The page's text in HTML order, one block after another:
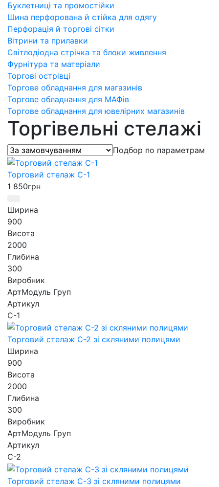
Буклетниці та промостійки
Шина перфорована й стійка для одягу
Перфорація й торгові сітки
Вітрини та прилавки
Світлодіодна стрічка та блоки живлення
Фурнітура та матеріали
Торгові острівці
Торгове обладнання для магазинів
Торгове обладнання для МАФів
Торгове обладнання для ювелірних магазинів
Торгівельні стелажі
Подбор по параметрам
Торговий стелаж С-1
1 850грн
Ширина
900
Висота
2000
Глибина
300
Виробник
АртМодуль Груп
Артикул
С-1
Торговий стелаж С-2 зі скляними полицями
Ширина
900
Висота
2000
Глибина
300
Виробник
АртМодуль Груп
Артикул
С-2
Торговий стелаж С-3 зі скляними полицями